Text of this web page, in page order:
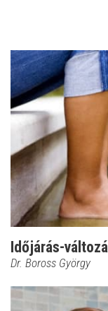
Időjárás-
Dr. Boross György